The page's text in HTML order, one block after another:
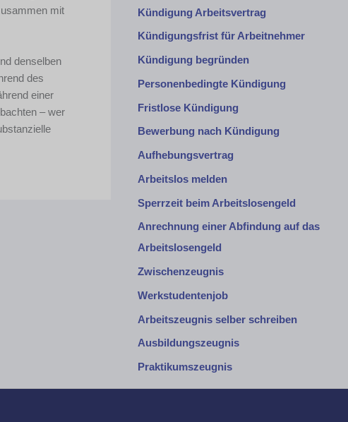
mit
denselben
des
einer
– wer
Kündigung Arbeitsvertrag
Kündigungsfrist für Arbeitnehmer
Kündigung begründen
Personenbedingte Kündigung
Fristlose Kündigung
Bewerbung nach Kündigung
Aufhebungsvertrag
Arbeitslos melden
Sperrzeit beim Arbeitslosengeld
Anrechnung einer Abfindung auf das
Arbeitslosengeld
Zwischenzeugnis
Werkstudentenjob
Arbeitszeugnis selber schreiben
Ausbildungszeugnis
Praktikumszeugnis